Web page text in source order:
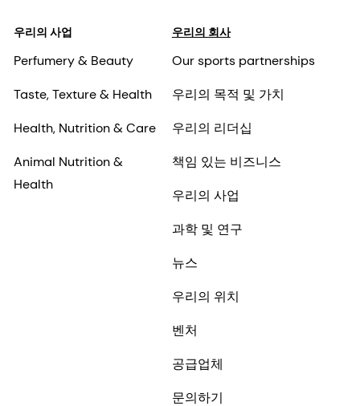
우리의 사업
Perfumery & Beauty
Taste, Texture & Health
Health, Nutrition & Care
Animal Nutrition &
Health
우리의 회사
Our sports partnerships
우리의 목적 및 가치
우리의 리더십
책임 있는 비즈니스
우리의 사업
과학 및 연구
뉴스
우리의 위치
벤처
공급업체
문의하기